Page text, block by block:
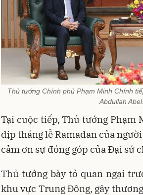
Thủ tướng Chính phủ Phạm Minh Chính
Abdullah
Tại cuộc tiếp, Thủ tướng
dịp tháng lễ Ramadan của
cảm ơn sự đóng góp của Đại sứ
Thủ tướng bày tỏ quan ngại
khu vực Trung Đông, gây